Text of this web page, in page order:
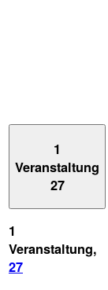
1
Veranstaltung
27
1
Veranstaltung,
27